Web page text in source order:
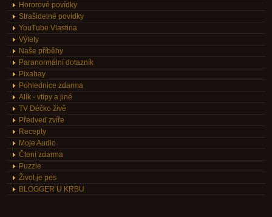
Hororové povídky
Strašidelné povídky
YouTube Vlastina
Výlety
Naše příběhy
Paranormální dotazník
Pixabay
Pohlednice zdarma
Alík - vtipy a jiné
TV Déčko živě
Předveď zvíře
Recepty
Moje Audio
Čtení zdarma
Puzzle
Život je pes
BLOGGER U KRBU